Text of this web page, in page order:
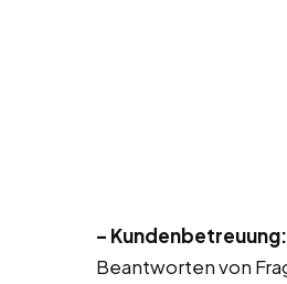
– Kundenbetreuung:
Beantworten von